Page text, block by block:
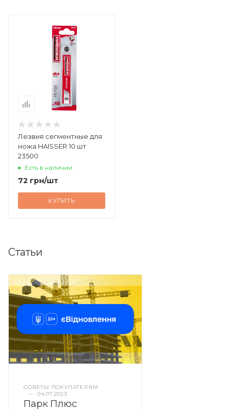
Лезвия сегментные для
ножа HAISSER 10 шт
23500
Есть в наличии
72 грн/шт
КУПИТЬ
Статьи
СОВЕТЫ ПОКУПАТЕЛЯМ
—
04.07.2023
Парк Плюс